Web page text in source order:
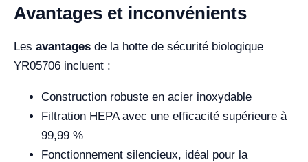
Avantages et inconvénients
Les avantages de la hotte de sécurité biologique
YR05706 incluent :
Construction robuste en acier inoxydable
Filtration HEPA avec une efficacité supérieure à
99,99 %
Fonctionnement silencieux, idéal pour la